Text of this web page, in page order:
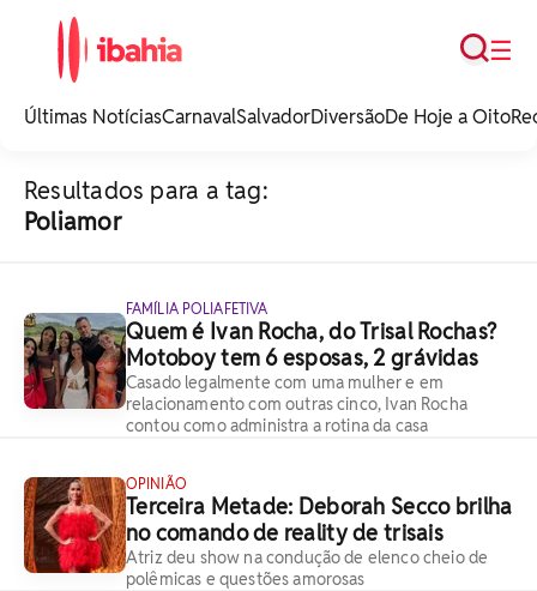
noticias e
☰
Busca
Últimas NotíciasCarnavalSalvadorDiversãoDe Hoje a Oito
Resultados para a tag:
Poliamor
FAMÍLIA POLIAFETIVA
Quem é Ivan Rocha, do Trisal Rochas?
Motoboy tem 6 esposas, 2 grávidas
Casado legalmente com uma mulher e em
relacionamento com outras cinco, Ivan Rocha
contou como administra a rotina da casa
OPINIÃO
Terceira Metade: Deborah Secco brilha
no comando de reality de trisais
Atriz deu show na condução de elenco cheio de
polêmicas e questões amorosas